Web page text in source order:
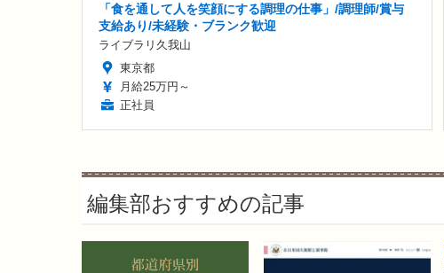
「食を通して人を笑顔にする調理の仕事」/調理師/賞与
支給あり/未経験・ブランク歓迎
ライブラリ久我山
東京都
月給25万円～
正社員
編集部おすすめの記事